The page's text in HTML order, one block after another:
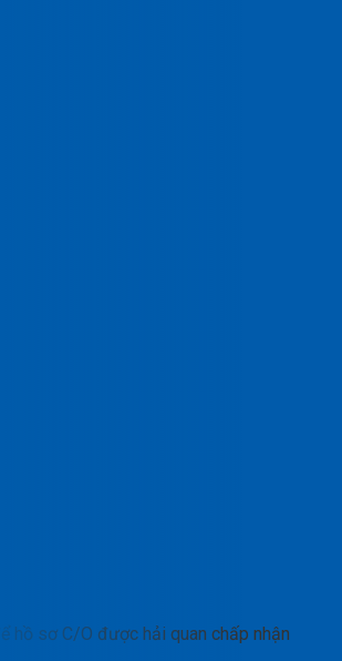
hồ sơ C/O được hải quan chấp nhận